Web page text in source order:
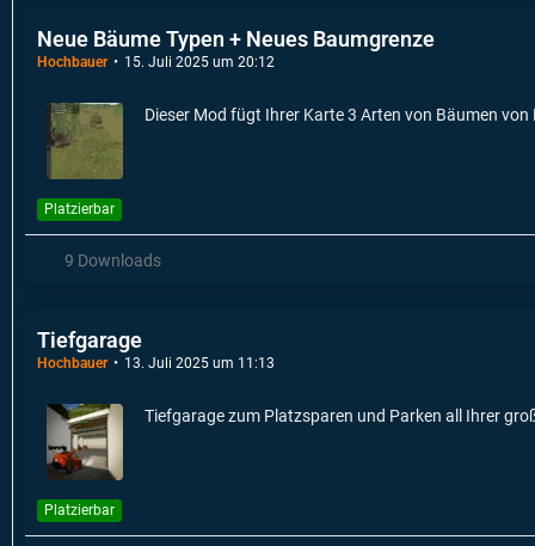
Neue Bäume Typen + Neues Baumgrenze
Hochbauer 15. Juli 2025 um 20:12
Dieser Mod fügt Ihrer Karte 3 Arten von Bäumen von
Platzierbar
9 Downloads
Tiefgarage
Hochbauer 13. Juli 2025 um 11:13
Tiefgarage zum Platzsparen und Parken all Ihrer
Platzierbar